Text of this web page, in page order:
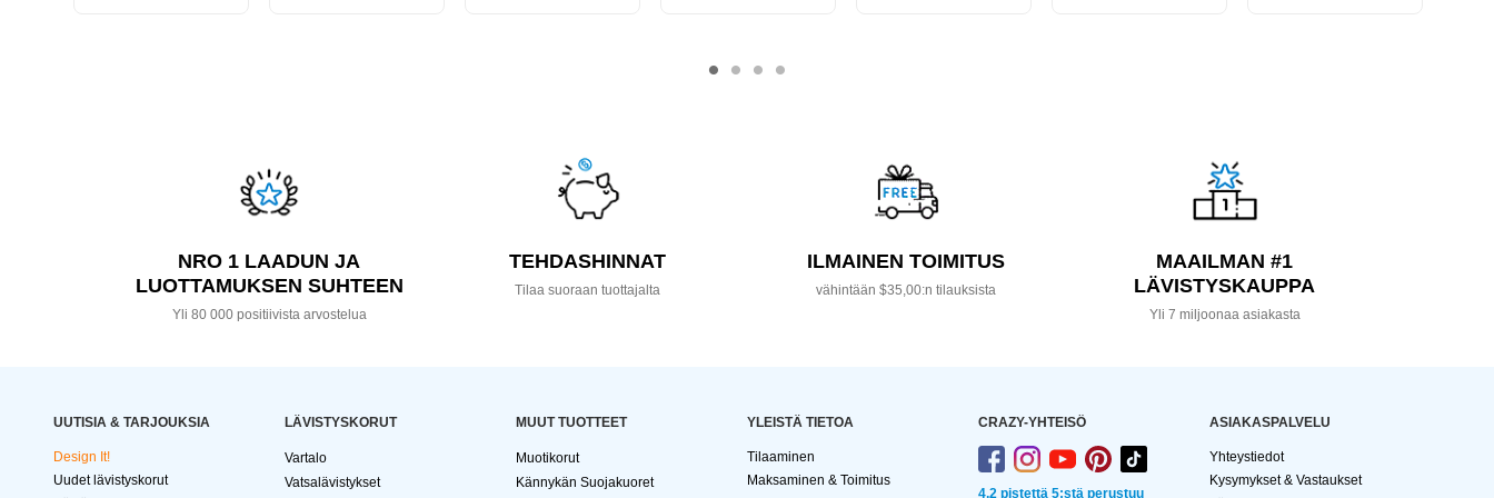
NRO 1 LAADUN JA
LUOTTAMUKSEN SUHTEEN
Yli 80 000 positiivista arvostelua
TEHDASHINNAT
Tilaa suoraan tuottajalta
ILMAINEN TOIMITUS
vähintään $35,00:n tilauksista
MAAILMAN #1
LÄVISTYSKAUPPA
Yli 7 miljoonaa asiakasta
UUTISIA & TARJOUKSIA
Design It!
Uudet lävistyskorut
LÄVISTYSKORUT
Vartalo
Vatsalävistykset
MUUT TUOTTEET
Muotikorut
Kännykän Suojakuoret
YLEISTÄ TIETOA
Tilaaminen
Maksaminen & Toimitus
CRAZY-YHTEISÖ
4,2 pistettä 5:stä perustuu
ASIAKASPALVELU
Yhteystiedot
Kysymykset & Vastaukset